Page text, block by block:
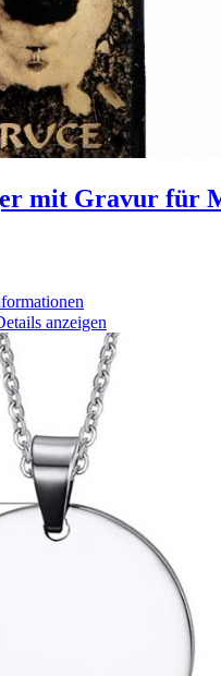
mit Gravur für
anzeigen